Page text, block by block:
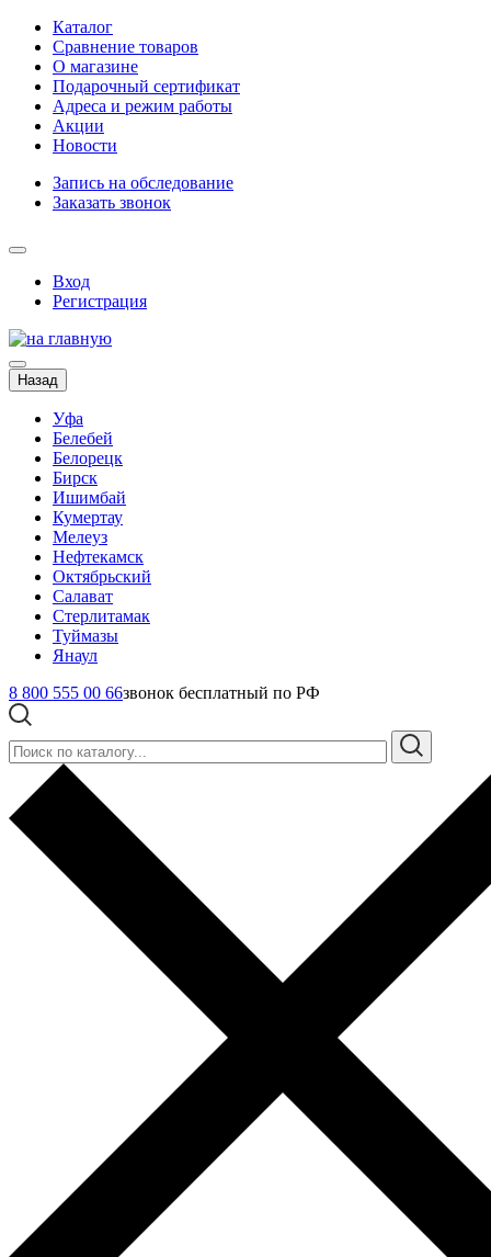
Каталог
Сравнение товаров
О магазине
Подарочный сертификат
Адреса и режим работы
Акции
Новости
Запись на обследование
Заказать звонок
Вход
Регистрация
Назад
Уфа
Белебей
Белорецк
Бирск
Ишимбай
Кумертау
Мелеуз
Нефтекамск
Октябрьский
Салават
Стерлитамак
Туймазы
Янаул
8 800 555 00 66звонок бесплатный по РФ